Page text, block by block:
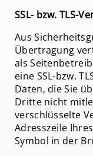
SSL- bzw. TLS-
Aus
Übertragung
als
eine SSL-bzw.
Daten, die Sie
Dritte nicht
verschlüsselte
Adresszeile
Symbol in der